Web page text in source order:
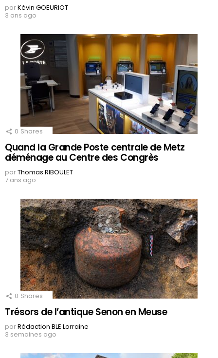
parKévin GOEURIOT
3 ans ago
0 Shares
Quand la Grande Poste centrale de Metz
déménage au Centre des Congrès
parThomas RIBOULET
7 ans ago
0 Shares
Trésors de l’antique Senon en Meuse
parRédaction BLE Lorraine
3 semaines ago